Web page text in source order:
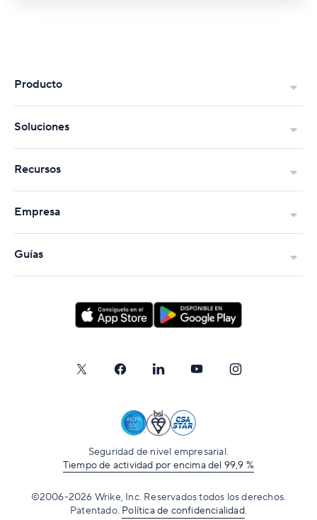
Producto
Soluciones
Recursos
Empresa
Guías
Seguridad de nivel empresarial.
Tiempo de actividad por encima del 99,9 %
©2006-2026 Wrike, Inc. Reservados todos los derechos.
Patentado. Política de confidencialidad.